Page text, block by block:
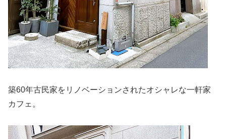
築60年古民家をリノベーションされたオシャレな一軒家
カフェ。